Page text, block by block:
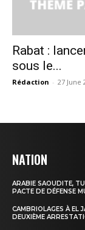
Rabat :
sous le...
Rédaction - 27 June
NATION
ARABIE SAOUDITE,
PACTE DE DÉFENSE
CAMBRIOLAGES À EL
DEUXIÈME